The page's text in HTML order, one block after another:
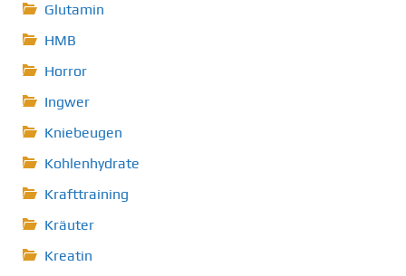
Glutamin
HMB
Horror
Ingwer
Kniebeugen
Kohlenhydrate
Krafttraining
Kräuter
Kreatin